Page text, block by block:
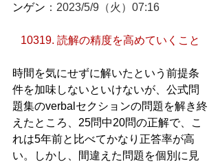
ンゲン ：2023/5/9（火）07:16
10319. 読解の精度を高めていくこと
時間を気にせずに解いたという前提条
件を加味しないといけないが、公式問
題集のverbalセクションの問題を解き終
えたところ、25問中20問の正解で、こ
れは5年前と比べてかなり正答率が高
い。しかし、間違えた問題を個別に見